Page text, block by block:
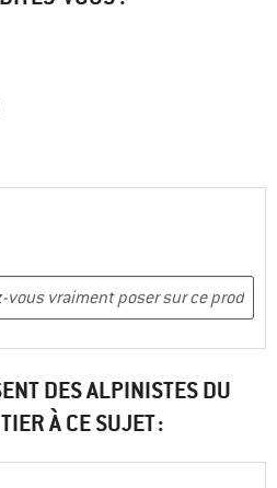
DES ALPINISTES DU
À CE SUJET :